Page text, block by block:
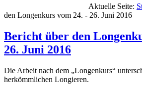
Aktuelle Seite:
den Longenkurs vom 24. - 26. Juni 2016
Bericht über den
26. Juni 2016
Die Arbeit nach dem „Longenkurs“
herkömmlichen Longieren.